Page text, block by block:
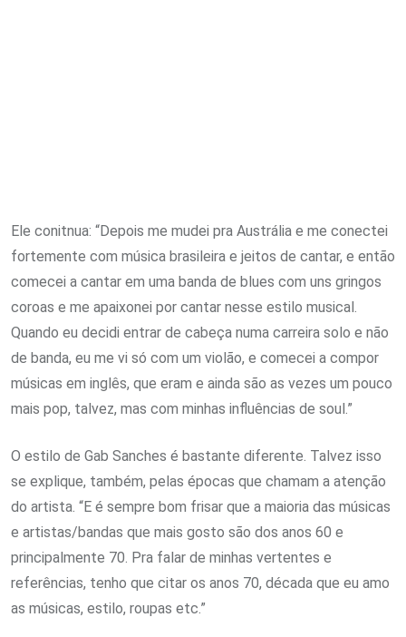
Ele conitnua: “Depois me mudei pra Austrália e me conectei
fortemente com música brasileira e jeitos de cantar, e então
comecei a cantar em uma banda de blues com uns gringos
coroas e me apaixonei por cantar nesse estilo musical.
Quando eu decidi entrar de cabeça numa carreira solo e não
de banda, eu me vi só com um violão, e comecei a compor
músicas em inglês, que eram e ainda são as vezes um pouco
mais pop, talvez, mas com minhas influências de soul.”
O estilo de Gab Sanches é bastante diferente. Talvez isso
se explique, também, pelas épocas que chamam a atenção
do artista. “E é sempre bom frisar que a maioria das músicas
e artistas/bandas que mais gosto são dos anos 60 e
principalmente 70. Pra falar de minhas vertentes e
referências, tenho que citar os anos 70, década que eu amo
as músicas, estilo, roupas etc.”